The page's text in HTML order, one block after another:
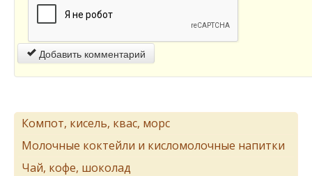
Добавить комментарий
Компот, кисель, квас, морс
Молочные коктейли и кисломолочные напитки
Чай, кофе, шоколад